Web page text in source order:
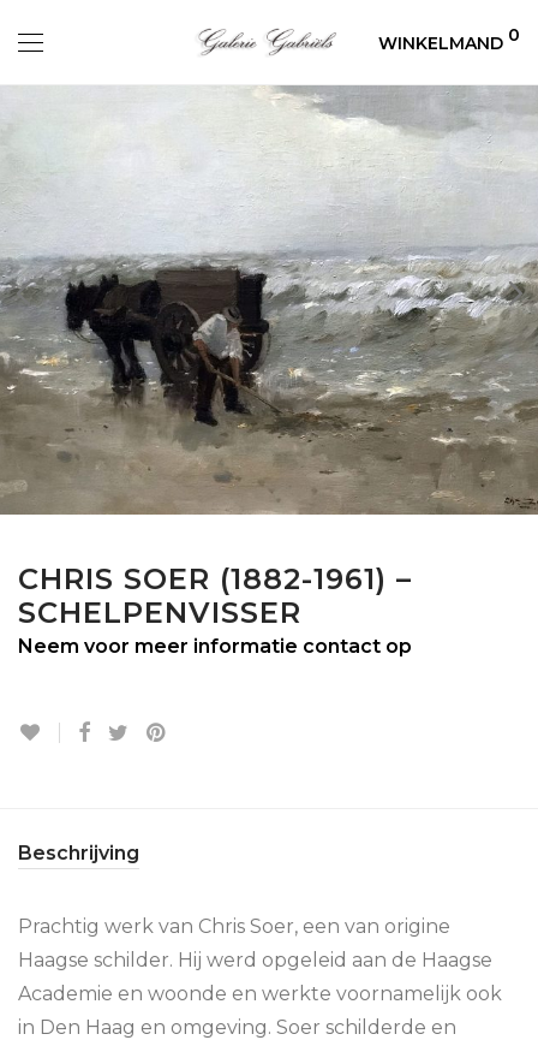
WINKELMAND 0
CHRIS SOER (1882-1961) –
SCHELPENVISSER
Neem voor meer informatie contact op
Beschrijving
Prachtig werk van Chris Soer, een van origine
Haagse schilder. Hij werd opgeleid aan de Haagse
Academie en woonde en werkte voornamelijk ook
in Den Haag en omgeving. Soer schilderde en